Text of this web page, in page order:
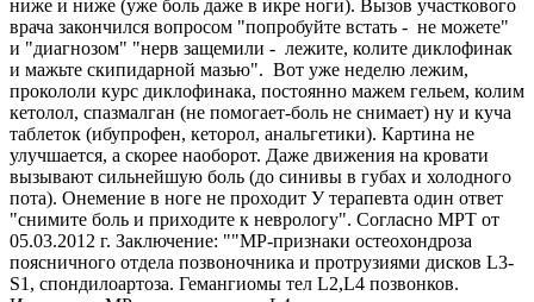
ниже и ниже (уже боль даже в икре ноги). Вызов участкового
врача закончился вопросом "попробуйте встать - не можете"
и "диагнозом" "нерв защемили - лежите, колите диклофинак
и мажьте скипидарной мазью". Вот уже неделю лежим,
прокололи курс диклофинака, постоянно мажем гельем, колим
кетолол, спазмалган (не помогает-боль не снимает) ну и куча
таблеток (ибупрофен, кеторол, анальгетики). Картина не
улучшается, а скорее наоборот. Даже движения на кровати
вызывают сильнейшую боль (до синивы в губах и холодного
пота). Онемение в ноге не проходит У терапевта один ответ
"снимите боль и приходите к неврологу". Согласно МРТ от
05.03.2012 г. Заключение: ""МР-признаки остеохондроза
поясничного отдела позвоночника и протрузиями дисков L3-
S1, спондилоартоза. Гемангиомы тел L2,L4 позвонков.